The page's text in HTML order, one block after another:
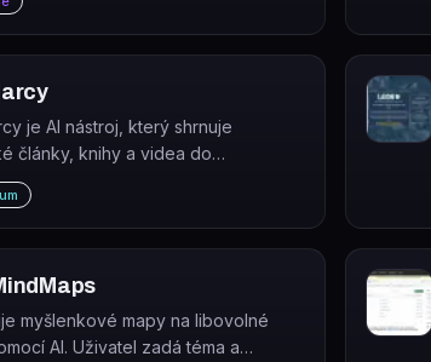
jako jsou wearables,
a baterie.
je AI nástroj, který shrnuje
články, knihy a videa do
přehledových karet s klíčovými
myšlenkové mapy na libovolné
AI. Uživatel zadá téma a